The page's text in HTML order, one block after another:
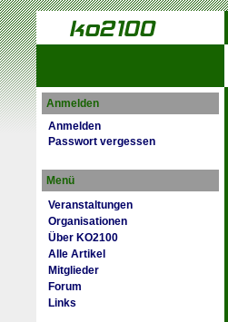
Anmelden
Anmelden
Passwort vergessen
Menü
Veranstaltungen
Organisationen
Über KO2100
Alle Artikel
Mitglieder
Forum
Links